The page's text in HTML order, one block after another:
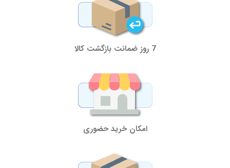
7 روز ضمانت بازگشت کالا
امکان خرید حضوری